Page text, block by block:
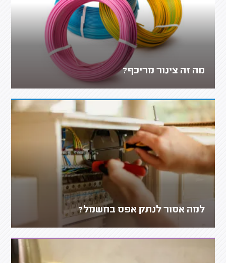
מה זה צינור מריכף?
למה אסור לנתק אפס בחשמל?